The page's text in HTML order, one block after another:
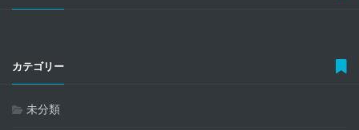
カテゴリー
未分類